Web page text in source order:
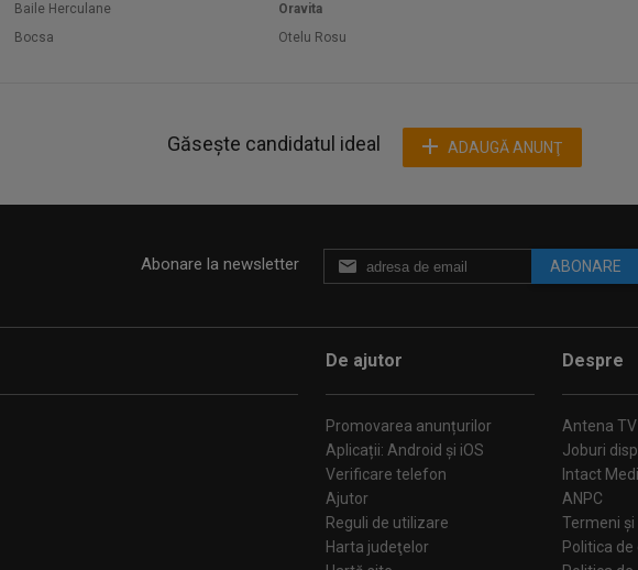
Baile Herculane
Bocsa
Oravita
Otelu Rosu
Găsește candidatul ideal ADAUGĂ ANUNŢ
Abonare la newsletter ABONARE
De ajutor
Promovarea anunțurilor
Aplicații: Android și iOS
Verificare telefon
Ajutor
Reguli de utilizare
Harta judeţelor
Despre
Antena TV
Joburi
Intact
ANPC
Termeni și
Politica de